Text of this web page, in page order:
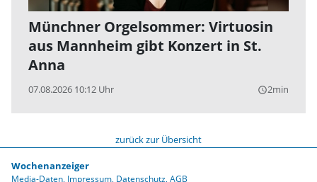
Münchner Orgelsommer: Virtuosin
aus Mannheim gibt Konzert in St.
Anna
07.08.2026 10:12 Uhr query_builder2min
zurück zur Übersicht
Wochenanzeiger
Media-Daten Impressum Datenschutz AGB